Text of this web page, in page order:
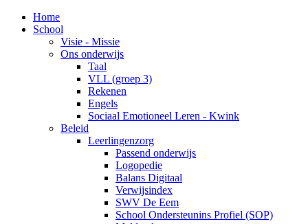
Home
School
Visie - Missie
Ons onderwijs
Taal
VLL (groep 3)
Rekenen
Engels
Sociaal Emotioneel Leren - Kwink
Beleid
Leerlingenzorg
Passend onderwijs
Logopedie
Balans Digitaal
Verwijsindex
SWV De Eem
School Ondersteunins Profiel (SOP)